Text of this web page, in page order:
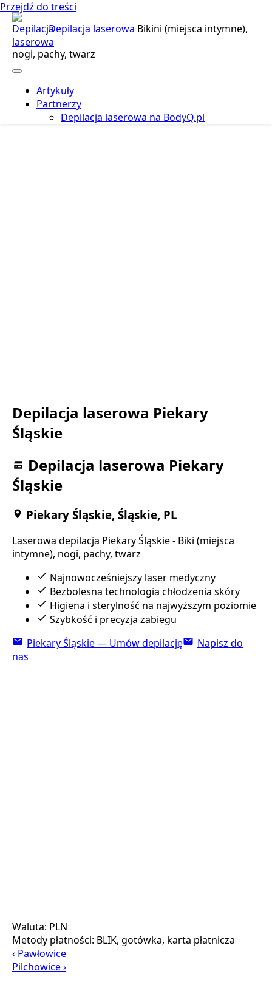
Przejdź do treści
Depilacja laserowa Bikini (miejsca intymne),
nogi, pachy, twarz
Artykuły
Partnerzy
Depilacja laserowa na BodyQ.pl
Depilacja laserowa Piekary
Śląskie
Depilacja laserowa Piekary
Śląskie
Piekary Śląskie, Śląskie, PL
Laserowa depilacja Piekary Śląskie - Biki (miejsca
intymne), nogi, pachy, twarz
Najnowocześniejszy laser medyczny
Bezbolesna technologia chłodzenia skóry
Higiena i sterylność na najwyższym poziomie
Szybkość i precyzja zabiegu
Piekary Śląskie — Umów depilację
Napisz do
nas
Waluta: PLN
Metody płatności: BLIK, gotówka, karta płatnicza
‹ Pawłowice
Pilchowice ›